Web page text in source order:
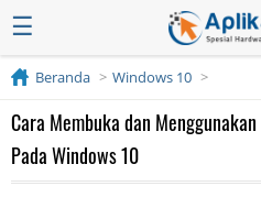
☰
Beranda Windows 10
Cara Membuka dan
Pada Windows 10